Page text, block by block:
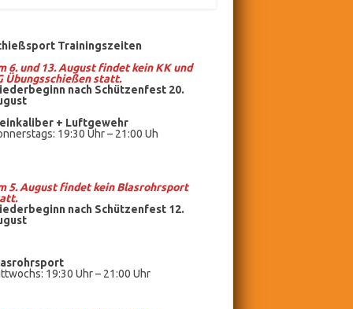
Trainingszeiten
6. und 13. August findet kein KK und
Übungsschießen statt.
nach Schützenfest 20.
+ Luftgewehr
19:30 Uhr – 21:00 Uh
5. August findet keinBlasrohrsport
nach Schützenfest 12.
19:30 Uhr – 21:00 Uhr